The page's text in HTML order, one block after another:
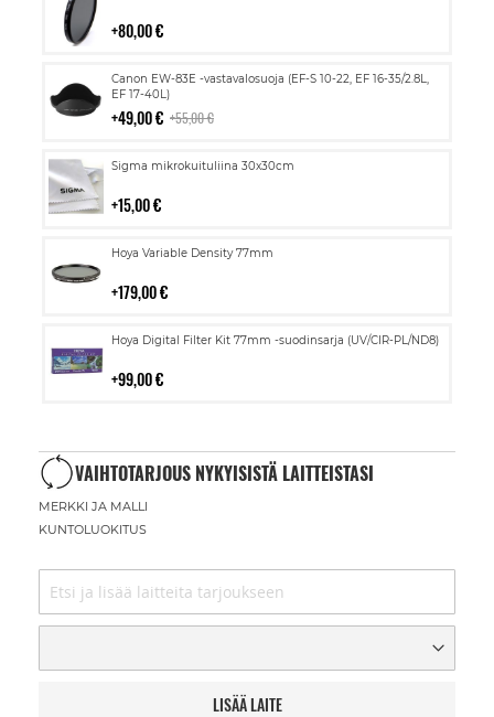
80,00 €
Canon EW-83E -vastavalosuoja (EF-S 10-22, EF 16-35/2.8L,
EF 17-40L)
49,00 € 55,00 €
Lisää
ostoskoriin
Sigma mikrokuituliina 30x30cm
15,00 €
Lisää
Hoya Variable Density 77mm
179,00 €
Lisää
Hoya Digital Filter Kit 77mm -suodinsarja (UV/CIR-PL/ND8)
99,00 €
Lisää
VAIHTOTARJOUS NYKYISISTÄ LAITTEISTASI
MERKKI JA MALLI
KUNTOLUOKITUS
LISÄÄ LAITE